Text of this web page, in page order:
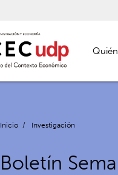
Inicio / Investigación
Boletín